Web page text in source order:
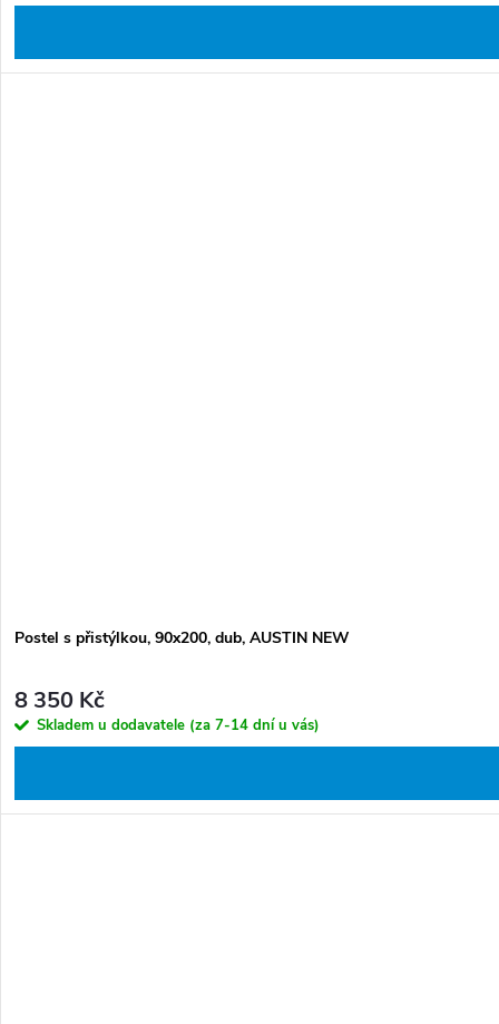
Postel s přistýlkou, 90x200, dub, AUSTIN NEW
8 350 Kč
Skladem u dodavatele (za 7-14 dní u vás)